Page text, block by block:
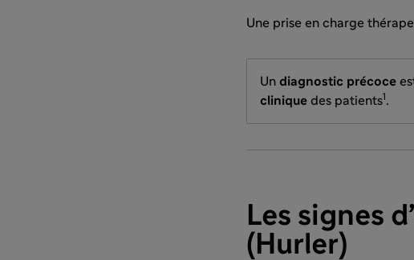
Une prise en charge
Un diagnostic précoce
cliniquedes patients1.
Les signes
(Hurler)